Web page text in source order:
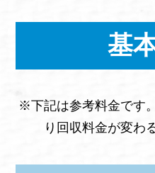
基
※下記は参考料金です
り回収料金が変わ